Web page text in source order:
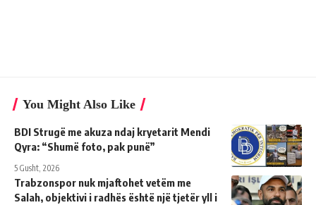
You Might Also Like
BDI Strugë me akuza ndaj kryetarit Mendi
Qyra: “Shumë foto, pak punë”
5 Gusht, 2026
Trabzonspor nuk mjaftohet vetëm me
Salah, objektivi i radhës është një tjetër yll i